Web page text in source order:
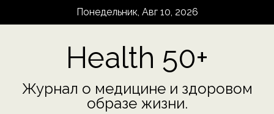
Понедельник, Авг 10, 2026
Health 50+
Журнал о медицине и здоровом
образе жизни.